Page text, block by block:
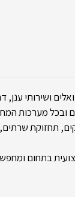
מערכות
בתחום